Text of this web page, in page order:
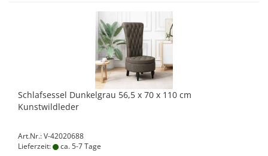
Schlafsessel Dunkelgrau 56,5 x 70 x 110 cm
Kunstwildleder
Art.Nr.: V-42020688
Lieferzeit:
ca. 5-7 Tage